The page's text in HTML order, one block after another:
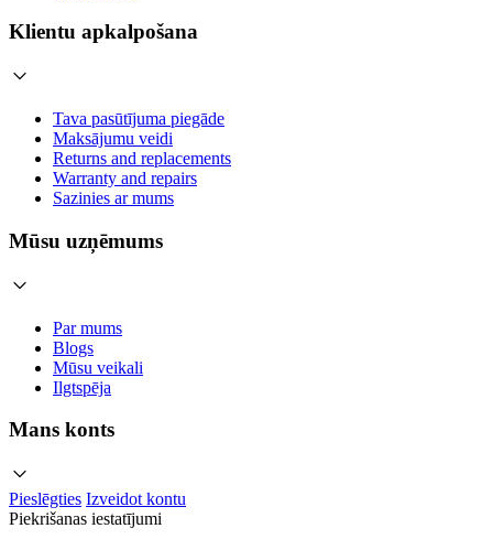
Klientu apkalpošana
Tava pasūtījuma piegāde
Maksājumu veidi
Returns and replacements
Warranty and repairs
Sazinies ar mums
Mūsu uzņēmums
Par mums
Blogs
Mūsu veikali
Ilgtspēja
Mans konts
Pieslēgties Izveidot kontu
Piekrišanas iestatījumi